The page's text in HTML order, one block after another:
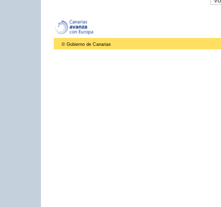
© Gobierno de Canarias